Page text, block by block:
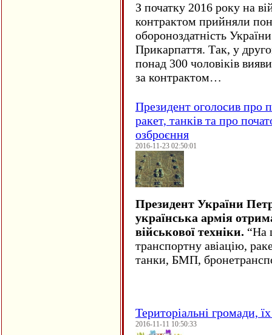
З початку 2016 року на
контрактом прийняли
обороноздатність
Прикарпаття. Так, у
понад 300 чоловіків
за контрактом…
Президент оголосив про
ракет, танків та про
озброєння
2016-11-23 02:50:01
Президент України
українська армія
військової техніки. “На
транспортну авіацію,
танки, БМП,
Територіальні громади,
2016-11-11 10:50:33